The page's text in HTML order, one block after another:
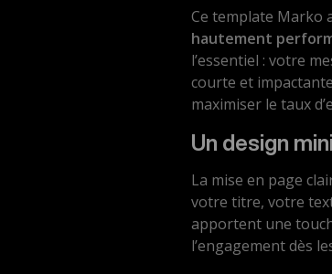
Ce template Marko
hautement
l’essentiel : votre
courte et
maximiser le taux
Un design
La mise en page
votre titre, votre
apportent une
l’engagement dès